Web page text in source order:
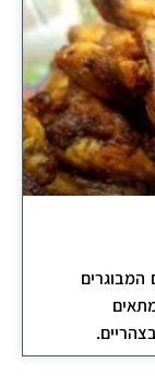
המבוגרים